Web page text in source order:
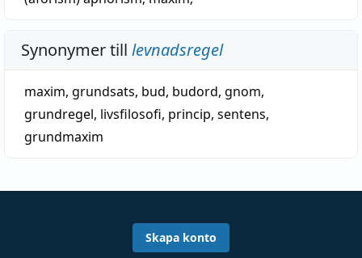
Synonymer till levnadsregel
maxim, grundsats, bud, budord, gnom,
grundregel, livsfilosofi, princip, sentens,
grundmaxim
Skapa konto